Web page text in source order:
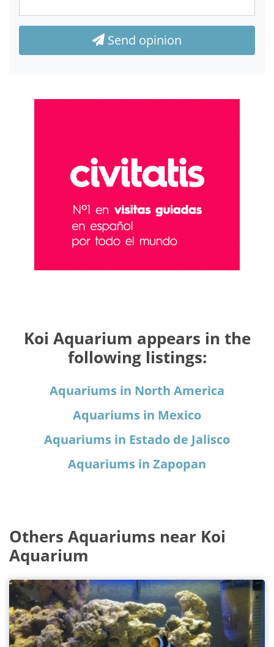
Send opinion
Koi Aquarium appears in the
following listings:
Aquariums in North America
Aquariums in Mexico
Aquariums in Estado de Jalisco
Aquariums in Zapopan
Others Aquariums near Koi
Aquarium